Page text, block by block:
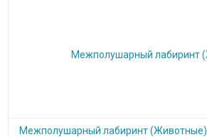
Межполушарный лабиринт (Животные)